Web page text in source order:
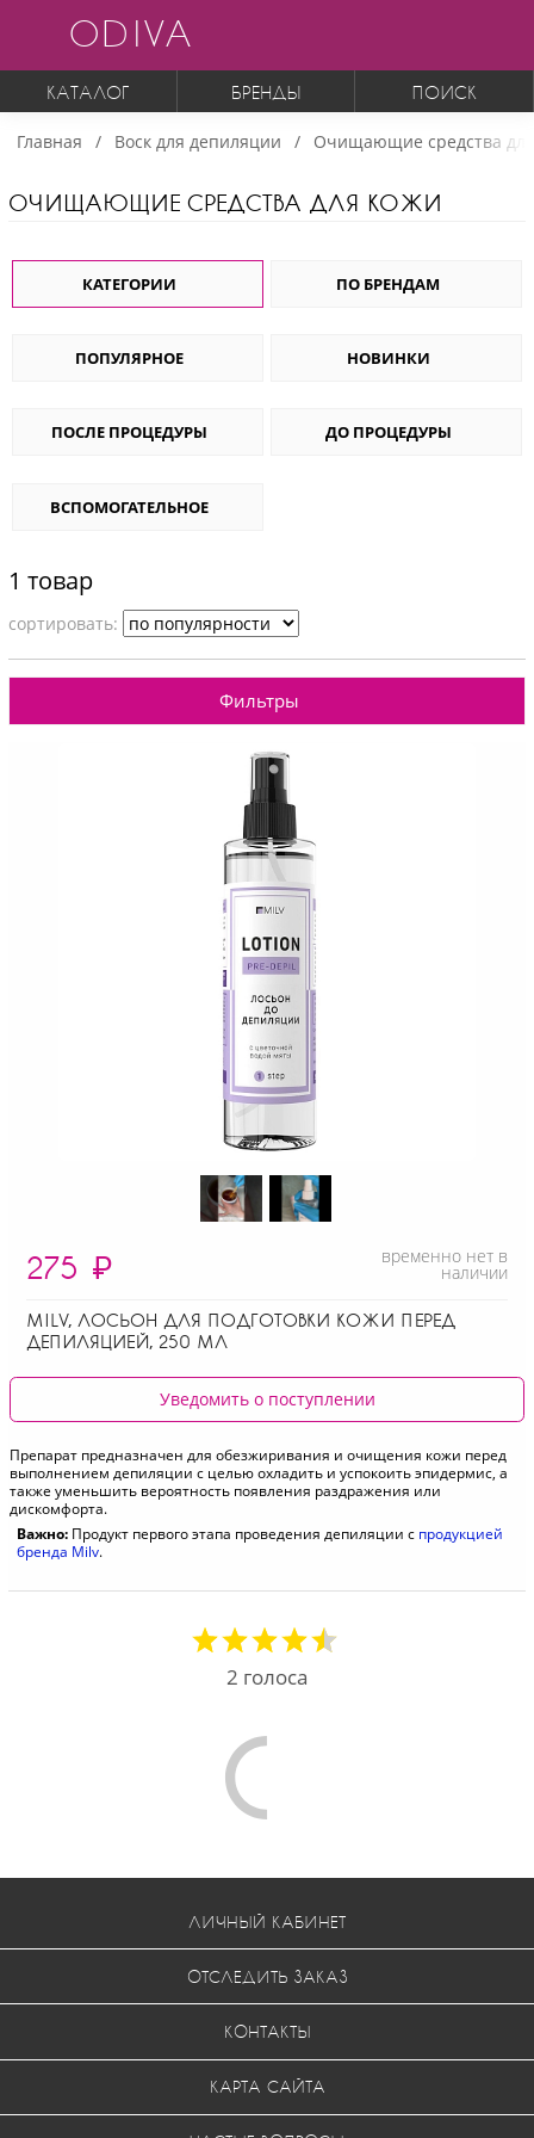
ODIVA
КАТАЛОГ БРЕНДЫ ПОИСК
Главная Воск для депиляции Очищающие средства
ОЧИЩАЮЩИЕ СРЕДСТВА ДЛЯ КОЖИ
КАТЕГОРИИ ПО БРЕНДАМ
ПОПУЛЯРНОЕ НОВИНКИ
ПОСЛЕ ПРОЦЕДУРЫ ДО ПРОЦЕДУРЫ
ВСПОМОГАТЕЛЬНОЕ
1 товар
cортировать:
Фильтры
275 ₽ временно нет в
наличии
MILV, ЛОСЬОН ДЛЯ ПОДГОТОВКИ КОЖИ ПЕРЕД
ДЕПИЛЯЦИЕЙ, 250 МЛ
Уведомить о поступлении
Препарат предназначен для обезжиривания и очищения кожи перед
выполнением депиляции с целью охладить и успокоить эпидермис, а
также уменьшить вероятность появления раздражения или
дискомфорта.
Важно: Продукт первого этапа проведения депиляции с продукцией
бренда Milv.
2 голоса
ЛИЧНЫЙ КАБИНЕТ
ОТСЛЕДИТЬ ЗАКАЗ
КОНТАКТЫ
КАРТА САЙТА
ЧАСТЫЕ ВОПРОСЫ
УСЛОВИЯ ВОЗВРАТА